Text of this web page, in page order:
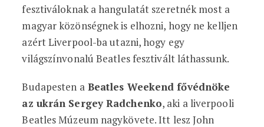
fesztiváloknak a hangulatát szeretnék most a
magyar közönségnek is elhozni, hogy ne kelljen
azért Liverpool-ba utazni, hogy egy
világszínvonalú Beatles fesztivált láthassunk.
Budapesten aBeatles Weekend fővédnöke
az ukrán Sergey Radchenko, aki a liverpooli
Beatles Múzeum nagykövete. Itt lesz John